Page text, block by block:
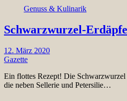
Genuss & Kulinarik
Schwarzwurzel-
12. März 2020
Gazette
Ein flottes Rezept! Die
die neben Sellerie und Petersilie…